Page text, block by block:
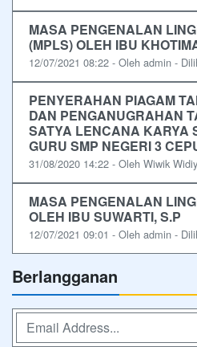
MASA PENGENALAN
(MPLS) OLEH IBU
12/07/2021 08:22 - Oleh admin -
PENYERAHAN PIAGAM
DAN PENGANUGRAHAN
SATYA LENCANA KARYA
GURU SMP NEGERI 3
31/08/2020 14:22 - Oleh Wiwik
MASA PENGENALAN
OLEH IBU SUWARTI, S.P
12/07/2021 09:01 - Oleh admin -
Berlangganan